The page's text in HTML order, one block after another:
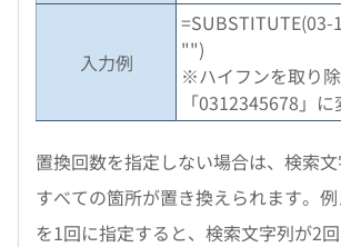
入力例
"")
※ハイフンを取り
「0312345678」
置換回数を指定しない場合は、検索
すべての箇所が置き換えられます。
を1回に指定すると、検索文字列が2